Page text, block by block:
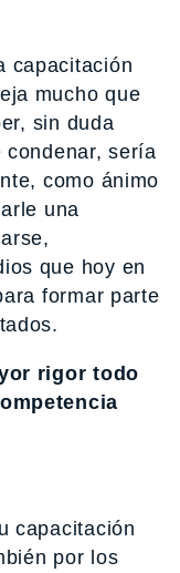
capacitación
mucho que
sin duda
condenar, sería
como ánimo
una
que hoy en
formar parte
rigor todo
capacitación
por los